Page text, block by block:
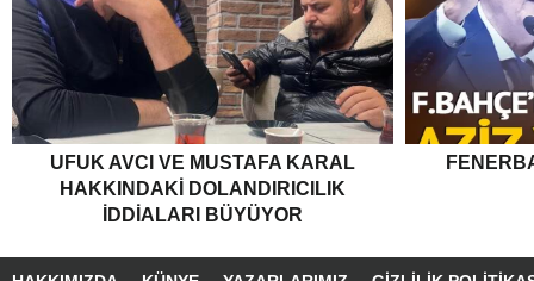
UFUK AVCI VE MUSTAFA KARAL
HAKKINDAKI DOLANDIRICILIK
İDDIALARI BÜYÜYOR